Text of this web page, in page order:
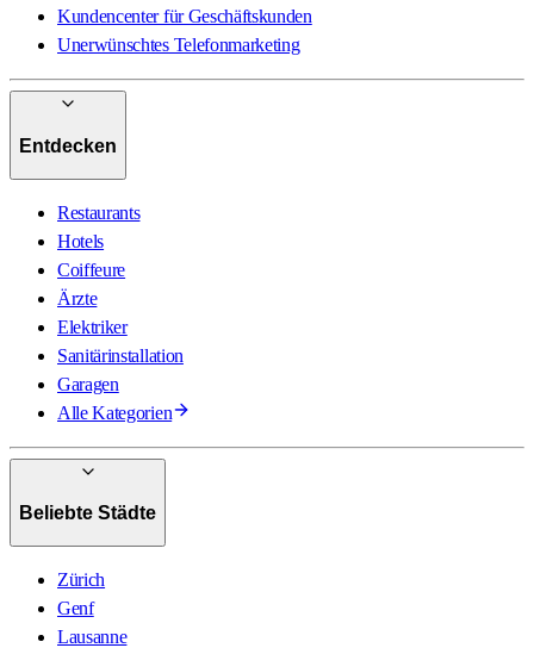
Kundencenter für Geschäftskunden
Unerwünschtes Telefonmarketing
Entdecken
Restaurants
Hotels
Coiffeure
Ärzte
Elektriker
Sanitärinstallation
Garagen
Alle Kategorien
Beliebte Städte
Zürich
Genf
Lausanne